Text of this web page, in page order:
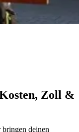
Zoll &
deinen